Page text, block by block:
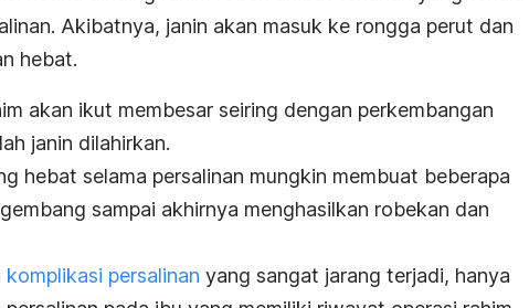
Akibatnya, janin akan masuk ke rongga perut dan
hebat.
akan ikut membesar seiring dengan perkembangan
janin dilahirkan.
hebat selama persalinan mungkin membuat beberapa
sampai akhirnya menghasilkan robekan dan
komplikasi persalinan yang sangat jarang terjadi, hanya